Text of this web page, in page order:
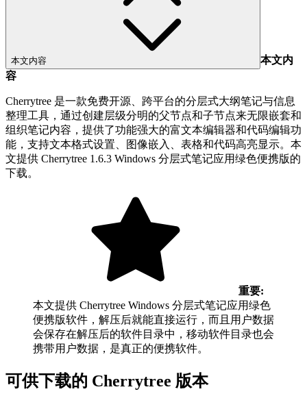
本文内容
本文内
容
Cherrytree 是一款免费开源、跨平台的分层式大纲笔记与信息
整理工具，通过创建层级分明的父节点和子节点来无限嵌套和
组织笔记内容，提供了功能强大的富文本编辑器和代码编辑功
能，支持文本格式设置、图像嵌入、表格和代码高亮显示。本
文提供 Cherrytree 1.6.3 Windows 分层式笔记应用绿色便携版的
下载。
重要:
本文提供 Cherrytree Windows 分层式笔记应用绿色
便携版软件，解压后就能直接运行，而且用户数据
会保存在解压后的软件目录中，移动软件目录也会
携带用户数据，是真正的便携软件。
可供下载的 Cherrytree 版本